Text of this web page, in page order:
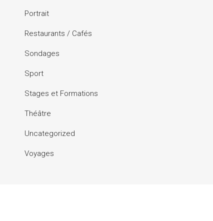
Portrait
Restaurants / Cafés
Sondages
Sport
Stages et Formations
Théâtre
Uncategorized
Voyages